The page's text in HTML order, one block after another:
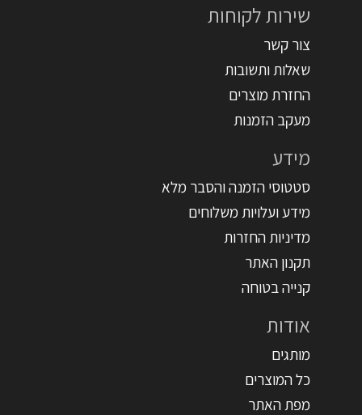
שירות לקוחות
צור קשר
שאלות ותשובות
החזרת מוצרים
מעקב הזמנות
מידע
סטטוסי הזמנה והסבר מלא
מידע ועלויות משלוחים
מדיניות החזרות
תקנון האתר
קנייה בטוחה
אודות
מותגים
כל המוצרים
מפת האתר